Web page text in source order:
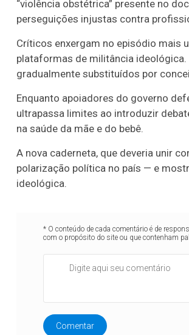
“violência obstétrica” presente no
perseguições injustas contra
Críticos enxergam no episódio mais
plataformas de militância
gradualmente substituídos por
Enquanto apoiadores do governo
ultrapassa limites ao introduzir
na saúde da mãe e do bebê.
A nova caderneta, que deveria unir
polarização política no país — e
ideológica.
* O conteúdo de cada comentário é de
com o propósito do site ou que contenham
Comentar